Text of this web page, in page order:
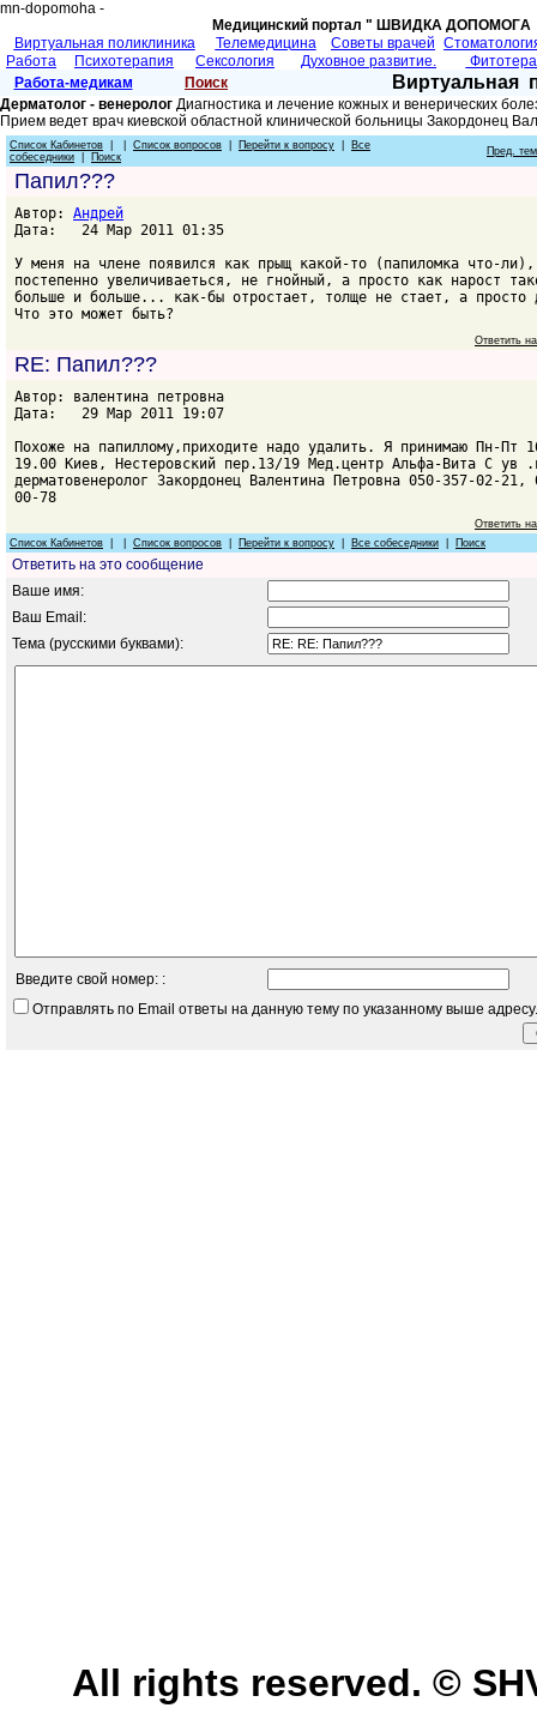
mn-dopomoha -
Медицинский портал " ШВИДКА
Виртуальная поликлиника
Телемедицина Советы врачей
Работа
Психотерапия Сексология Духовное развитие.
Работа-медикам
Поиск Виртуальная
Дерматолог - венеролог Диагностика и лечение кожных и венерических
Прием ведет врач киевской областной клинической больницы Закордонец
Список Кабинетов Список вопросов Перейти к вопросу
Все
собеседники
Поиск Пред.
Папил???
Автор: Андрей
Дата: 24 Мар 2011 01:35
У меня на члене появился как прыщ какой-то (папиломка что-
постепенно увеличиваеться, не гнойный, а просто как нарост
больше и больше... как-бы отростает, толще не стает, а просто
Что это может быть?
Ответить
RE: Папил???
Автор: валентина петровна
Дата: 29 Мар 2011 19:07
Похоже на папиллому,приходите надо удалить. Я принимаю Пн-Пт
19.00 Киев, Нестеровский пер.13/19 Мед.центр Альфа-Вита С ув
дерматовенеролог Закордонец Валентина Петровна 050-357-02-21,
00-78
Ответить
Список Кабинетов
Список вопросов Перейти к вопросу Все собеседники Поиск
Ответить на это сообщение
Ваше имя:
Ваш Email:
Тема (русскими буквами):
Введите свой номер: :
Отправлять по Email ответы на данную тему по указанному выше адресу.
All rights reserved. ©